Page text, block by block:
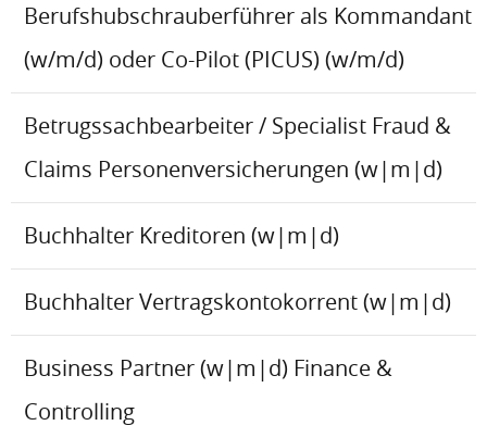
Berufshubschrauberführer als Kommandant
(w/m/d) oder Co-Pilot (PICUS) (w/m/d)
Betrugssachbearbeiter / Specialist Fraud &
Claims Personenversicherungen (w|m|d)
Buchhalter Kreditoren (w|m|d)
Buchhalter Vertragskontokorrent (w|m|d)
Business Partner (w|m|d) Finance &
Controlling